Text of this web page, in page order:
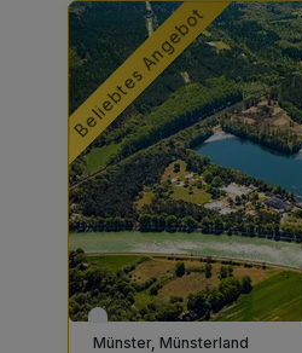
Beliebtes Angebot
Viele Termine frei
Münster, Münsterland